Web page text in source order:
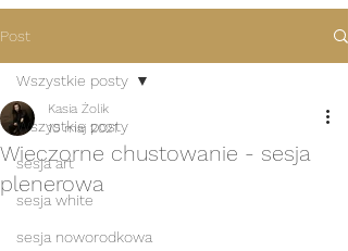
Post
Wszystkie posty
sesja art
sesja white
sesja noworodkowa
Wszystkie posty
Wieczorne chustowanie - sesja
plenerowa
Kasia Żolik
10 maj 2021